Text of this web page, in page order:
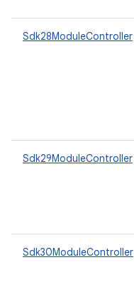
Sdk28ModuleController
Sdk29ModuleController
Sdk30ModuleController